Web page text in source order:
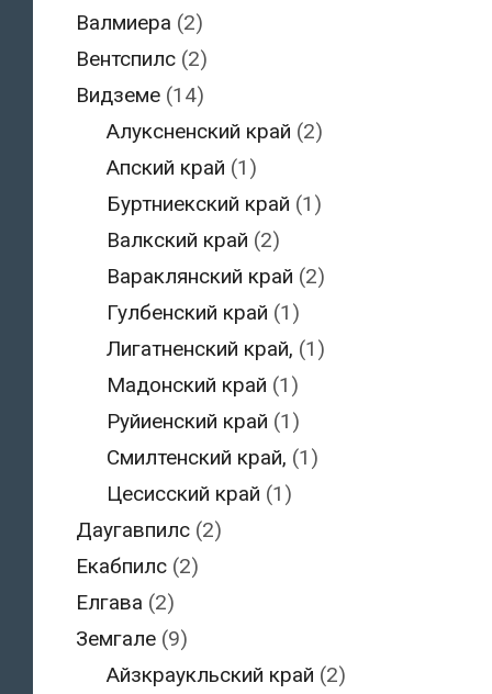
Валмиера (2)
Вентспилс(2)
Видземе(14)
Алуксненский край (2)
Апский край (1)
Буртниекский край (1)
Валкский край (2)
Вараклянский край (2)
Гулбенский край (1)
Лигатненский край, (1)
Мадонский край (1)
Руйиенский край (1)
Смилтенский край, (1)
Цесисский край (1)
Даугавпилс(2)
Екабпилс(2)
Елгава (2)
Земгале(9)
Айзкраукльский край (2)